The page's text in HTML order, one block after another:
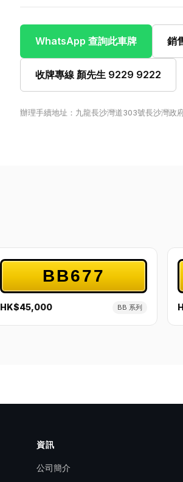
WhatsApp 查詢此車牌 銷
收牌專線 顏先生 9229 9222
辦理手續地址：九龍長沙灣道303號長沙灣政
BB677
HK$45,000 BB 系列
資訊
公司簡介